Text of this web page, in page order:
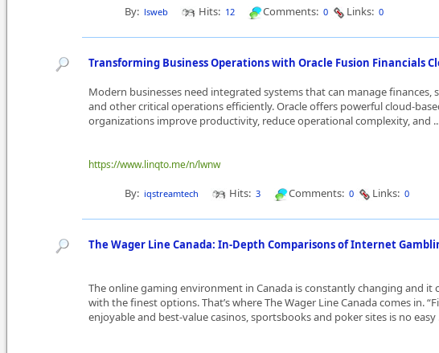
By: lsweb Hits: 12 Comments: 0 Links: 0
Transforming Business Operations with Oracle Fusion Financials
Modern businesses need integrated systems that can manage finances,
and other critical operations efficiently. Oracle offers powerful cloud-
organizations improve productivity, reduce operational complexity, and
https://www.linqto.me/n/lwnw
By: iqstreamtech Hits: 3 Comments: 0 Links: 0
The Wager Line Canada: In-Depth Comparisons of Internet
The online gaming environment in Canada is constantly changing and it
with the finest options. That’s where The Wager Line Canada comes in.
enjoyable and best-value casinos, sportsbooks and poker sites is no easy